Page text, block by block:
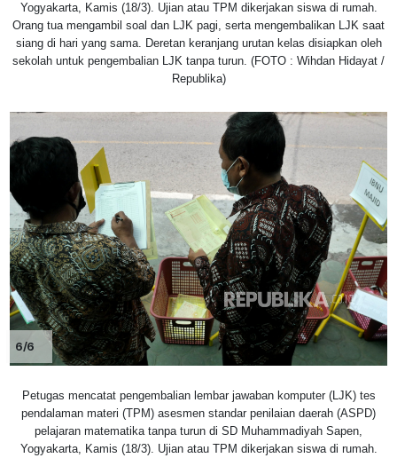
Yogyakarta, Kamis (18/3). Ujian atau TPM dikerjakan siswa di rumah.
Orang tua mengambil soal dan LJK pagi, serta mengembalikan LJK saat
siang di hari yang sama. Deretan keranjang urutan kelas disiapkan oleh
sekolah untuk pengembalian LJK tanpa turun. (FOTO : Wihdan Hidayat /
Republika)
6/6
Petugas mencatat pengembalian lembar jawaban komputer (LJK) tes
pendalaman materi (TPM) asesmen standar penilaian daerah (ASPD)
pelajaran matematika tanpa turun di SD Muhammadiyah Sapen,
Yogyakarta, Kamis (18/3). Ujian atau TPM dikerjakan siswa di rumah.